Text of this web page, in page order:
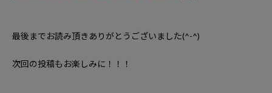
最後までお読み頂きありがとうございました(^-^)
次回の投稿もお楽しみに！！！